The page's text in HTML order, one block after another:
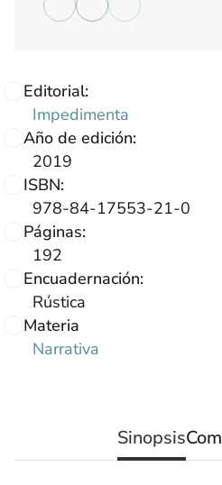
Editorial:
Impedimenta
Año de edición:
2019
ISBN:
978-84-17553-21-0
Páginas:
192
Encuadernación:
Rústica
Materia
Narrativa
Sinopsis